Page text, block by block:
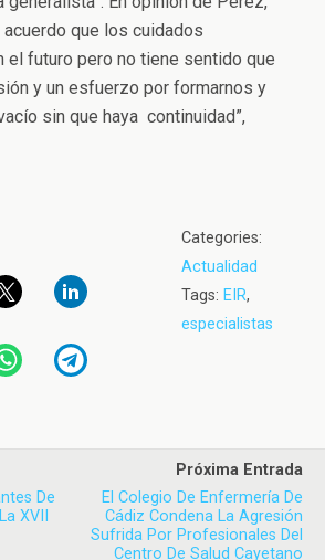
que los cuidados
futuro pero no tiene sentido que
y un esfuerzo por formarnos y
sin que haya continuidad”,
Categories:
Actualidad
Tags: EIR,
especialistas
De
XVII
Próxima Entrada
El Colegio De Enfermería De
Cádiz Condena La Agresión
Sufrida Por Profesionales Del
Centro De Salud Cayetano